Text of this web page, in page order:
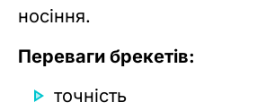
носіння.
Переваги брекетів:
точність